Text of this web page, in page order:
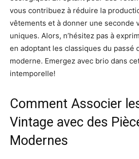
vous contribuez à réduire la
vêtements et à donner une seconde
uniques. Alors, n’hésitez pas à
en adoptant les classiques du passé
moderne. Emergez avec brio dans
intemporelle!
Comment Associer
Vintage avec des
Modernes